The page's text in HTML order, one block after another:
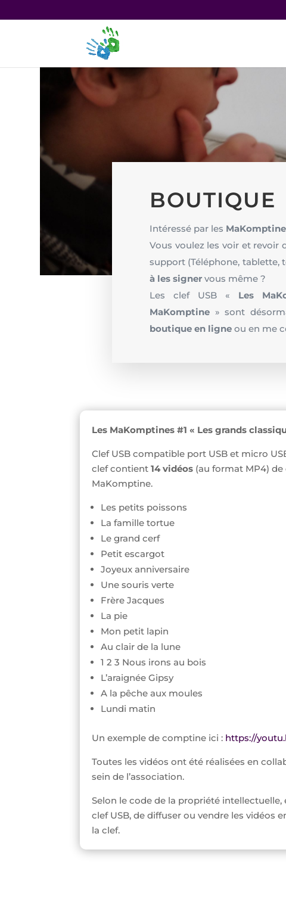
BOUTIQUE
Intéressé par les
Vous voulez les voir et revoir
support (Téléphone, tablette,
à les signervous même ?
Les clef USB « Les
MaKomptine» sont
boutique en ligneou en me
Les MaKomptines #1 « Les grands
Clef USB compatible port USB et micro
clef contient14 vidéos (au format MP4)
MaKomptine.
Les petits poissons
La famille tortue
Le grand cerf
Petit escargot
Joyeux anniversaire
Une souris verte
Frère Jacques
La pie
Mon petit lapin
Au clair de la lune
1 2 3 Nous irons au bois
L’araignée Gipsy
A la pêche aux moules
Lundi matin
Un exemple de comptine ici : https://
Toutes les vidéos ont été réalisées en
sein de l’association.
Selon le code de la propriété
clef USB, de diffuser ou vendre les vidéos
la clef.